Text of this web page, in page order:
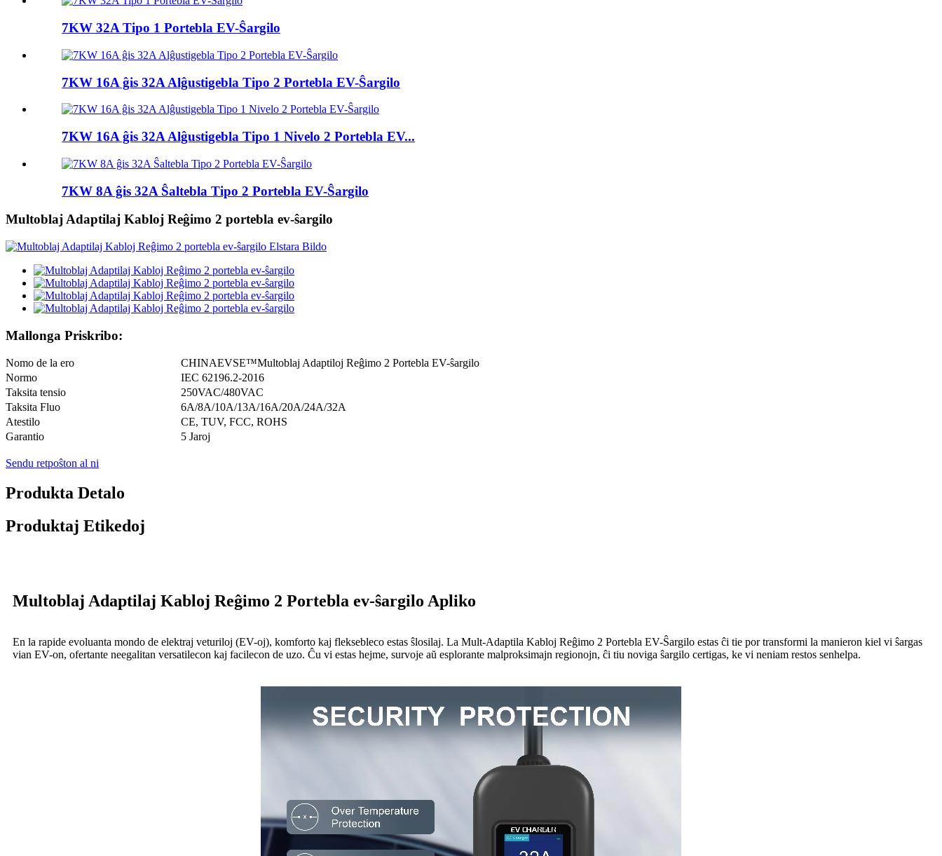
7KW 32A Tipo 1 Portebla EV-Ŝargilo
7KW 16A ĝis 32A Alĝustigebla Tipo 2 Portebla EV-Ŝargilo
7KW 16A ĝis 32A Alĝustigebla Tipo 1 Nivelo 2 Portebla EV...
7KW 8A ĝis 32A Ŝaltebla Tipo 2 Portebla EV-Ŝargilo
Multoblaj Adaptilaj Kabloj Reĝimo 2 portebla ev-ŝargilo
Mallonga Priskribo:
Nomo de la ero
CHINAEVSE™️Multoblaj Adaptiloj Reĝimo 2 Portebla EV-ŝargilo
Normo
IEC 62196.2-2016
Taksita tensio
250VAC/480VAC
Taksita Fluo
6A/8A/10A/13A/16A/20A/24A/32A
Atestilo
CE, TUV, FCC, ROHS
Garantio
5 Jaroj
Sendu retpoŝton al ni
Produkta Detalo
Produktaj Etikedoj
Multoblaj Adaptilaj Kabloj Reĝimo 2 Portebla ev-ŝargilo Apliko
En la rapide evoluanta mondo de elektraj veturiloj (EV-oj), komforto kaj fleksebleco estas ŝlosilaj. La Mult-Adaptila Kabloj Reĝimo 2 Portebla EV-Ŝargilo estas ĉi tie por transformi la manieron kiel vi ŝargas
vian EV-on, ofertante neegalitan versatilecon kaj facilecon de uzo. Ĉu vi estas hejme, survoje aŭ esplorante malproksimajn regionojn, ĉi tiu noviga ŝargilo certigas, ke vi neniam restos senhelpa.